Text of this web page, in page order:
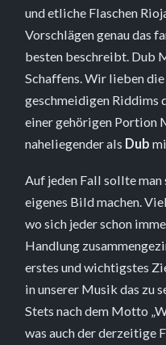
und etliche Flaschen
Vorschlägen genau das
besten beschreibt. Dub
Schaffens. Wir lieben
geschmeidigen Riddims
einer gehörigen Portion
naheliegender als Dub
Auf jeden Fall sollte
eigenes Bild machen.
wo sich jeder schon
Handlung
erstes und wichtigstes
in unserer Musik das zu
Stets nach dem Motto
was auch der derzeitige